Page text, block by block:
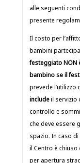
alle seguenti
presente
Il costo per
bambini
festeggiato NON
bambino se il
prevede l’utilizzo
includeil servizio
controllo e
che deve essere
spazio. In caso
il Centro è
per apertura